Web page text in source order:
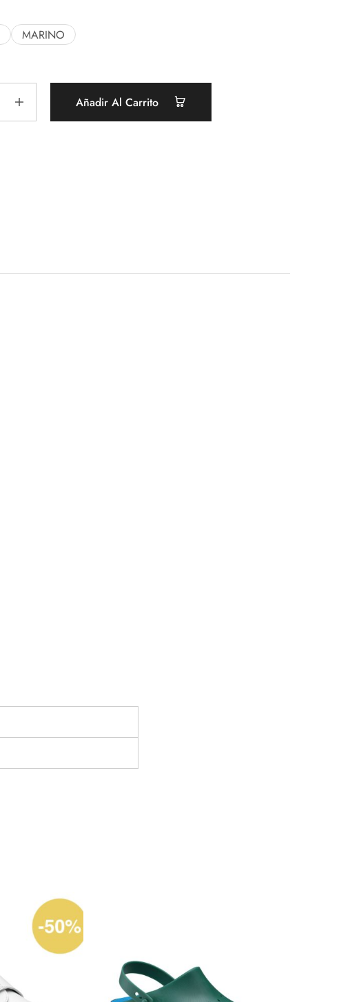
MARINO
Añadir Al Carrito